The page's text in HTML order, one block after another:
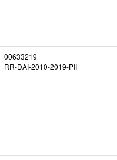
00633219
RR-DAI-2010-2019-PII